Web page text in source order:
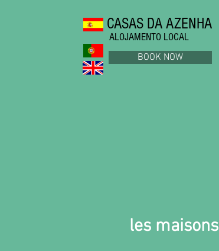
CASAS DA AZENHA
ALOJAMENTO LOCAL
BOOK NOW
les maisons